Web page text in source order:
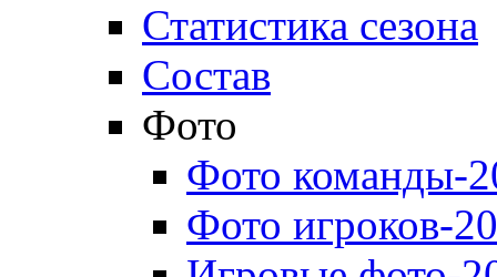
Статистика сезона
Состав
Фото
Фото команды-
Фото игроков-